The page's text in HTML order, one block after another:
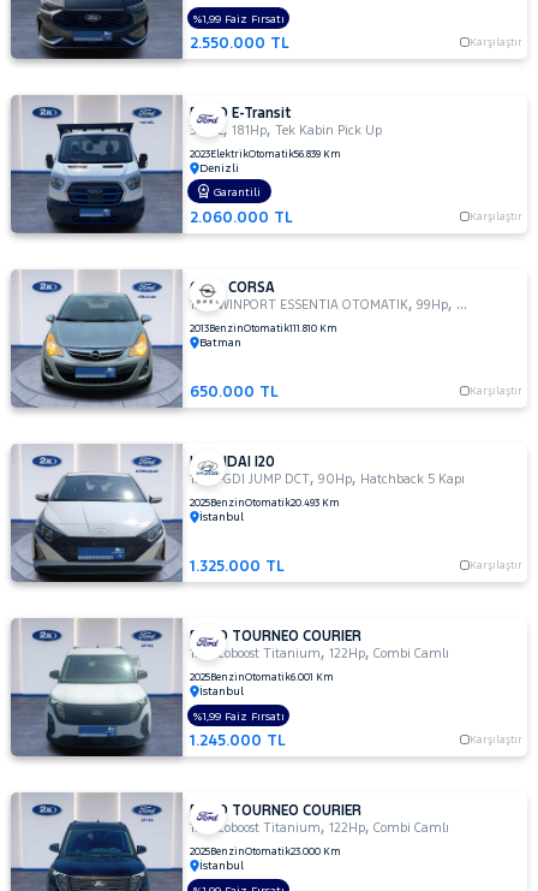
2.550.000 TL Karşılaştır
%1,99 Faiz Fırsatı
FORD E-Transit
350 L,181Hp,Tek Kabin Pick Up
2023ElektrikOtomatik56.839 Km
Denizli
2.060.000 TL Karşılaştır
Garantili
OPEL CORSA
1.4 TWINPORT ESSENTIA OTOMATIK,99Hp, Hatchback 5
2013BenzinOtomatik111.810 Km
Batman
650.000 TL Karşılaştır
HYUNDAI I20
1.0 T-GDI JUMP DCT,90Hp, Hatchback 5 Kapı
2025BenzinOtomatik20.493 Km
İstanbul
1.325.000 TL Karşılaştır
FORD TOURNEO COURIER
1.0 Ecoboost Titanium,122Hp,Combi Camlı
2025BenzinOtomatik6.001 Km
İstanbul
1.245.000 TL Karşılaştır
%1,99 Faiz Fırsatı
FORD TOURNEO COURIER
1.0 Ecoboost Titanium,122Hp,Combi Camlı
2025BenzinOtomatik23.000 Km
İstanbul